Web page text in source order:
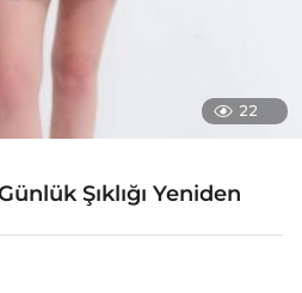
22
Şıklığı Yeniden